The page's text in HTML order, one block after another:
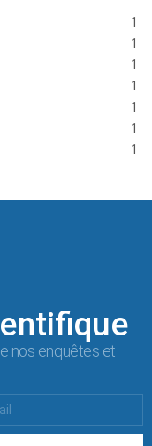
1
1
1
1
1
1
1
nos enquêtes et